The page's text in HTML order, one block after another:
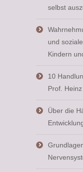
selbst
und
Kindern
10
Prof.
Über die